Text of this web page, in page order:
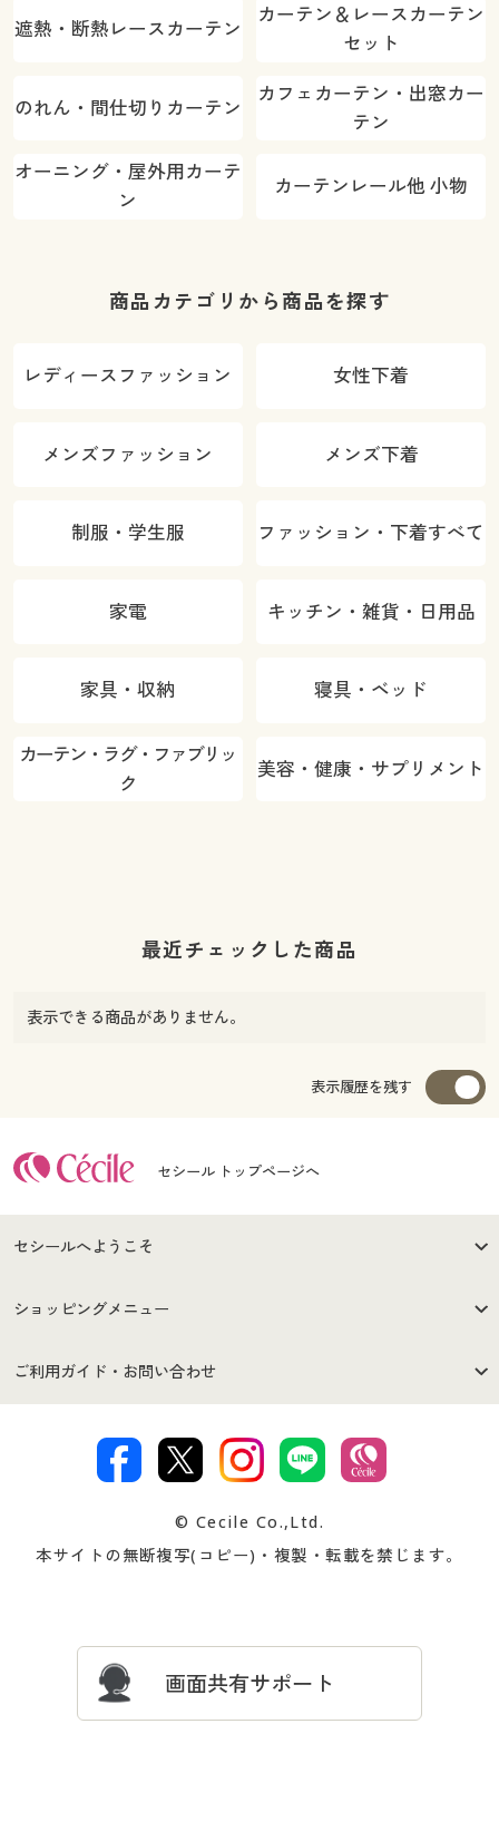
遮熱・断熱レースカーテン
カーテン＆レースカーテン
セット
のれん・間仕切りカーテン
カフェカーテン・出窓カー
テン
オーニング・屋外用カーテ
ン
カーテンレール他 小物
商品カテゴリから商品を探す
レディースファッション 女性下着
メンズファッション メンズ下着
制服・学生服 ファッション・下着すべて
家電 キッチン・雑貨・日用品
家具・収納 寝具・ベッド
カーテン・ラグ・ファブリッ
ク
美容・健康・サプリメント
最近チェックした商品
表示できる商品がありません。
表示履歴を残す
セシール トップページへ
セシールへようこそ
はじめての方へ
セシールご利用規約
著作権・商標について 会社案内
ショッピングメニュー
商品カテゴリ
プレゼント＆キャンペーン サイトマップ
ご利用ガイド・お問い合わせ
交換・返品は お支払は
ついて
忘れの場合
© Cecile Co.,Ltd.
本サイトの無断複写(コピー)・複製・転載を禁じます。
画面共有サポート